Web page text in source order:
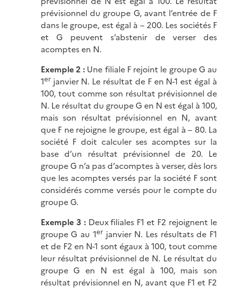
prévisionnel du groupe G, avant l’entrée de F
dans le groupe, est égal à – 200. Les sociétés F
et G peuvent s’abstenir de verser des
acomptes en N.
Exemple 2 : Une filiale F rejoint le groupe G au
1erjanvier N. Le résultat de F en N-1 est égal à
100, tout comme son résultat prévisionnel de
N. Le résultat du groupe G en N est égal à 100,
mais son résultat prévisionnel en N, avant
que F ne rejoigne le groupe, est égal à – 80. La
société F doit calculer ses acomptes sur la
base d’un résultat prévisionnel de 20. Le
groupe G n’a pas d’acomptes à verser, dès lors
que les acomptes versés par la société F sont
considérés comme versés pour le compte du
groupe G.
Exemple 3 : Deux filiales F1 et F2 rejoignent le
groupe G au 1erjanvier N. Les résultats de F1
et de F2 en N-1 sont égaux à 100, tout comme
leur résultat prévisionnel de N. Le résultat du
groupe G en N est égal à 100, mais son
résultat prévisionnel en N, avant que F1 et F2